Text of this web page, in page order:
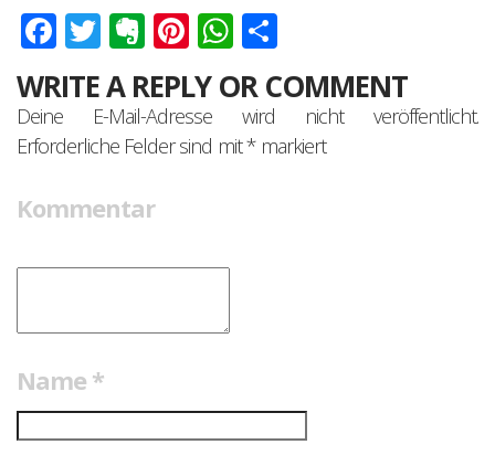
Facebook
Twitter
Evernote
Pinterest
WhatsApp
WRITE A REPLY OR COMMENT
Deine E-Mail-Adresse wird nicht veröffentlicht.
Erforderliche Felder sind mit*markiert
Kommentar
Name *